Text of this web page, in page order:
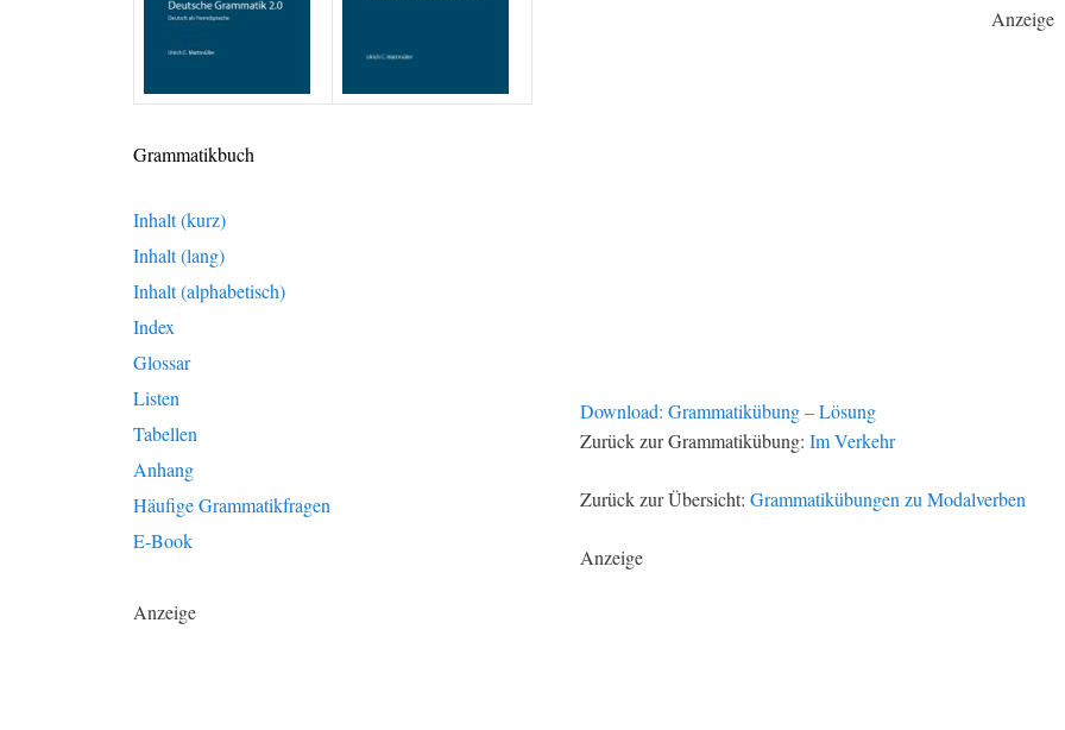
Anzeige
Download: Grammatikübung – Lösung
Zurück zur Grammatikübung: Im Verkehr
Zurück zur Übersicht: Grammatikübungen zu Modalverben
Anzeige
Grammatikbuch
Inhalt (kurz)
Inhalt (lang)
Inhalt (alphabetisch)
Index
Glossar
Listen
Tabellen
Anhang
Häufige Grammatikfragen
E-Book
Anzeige